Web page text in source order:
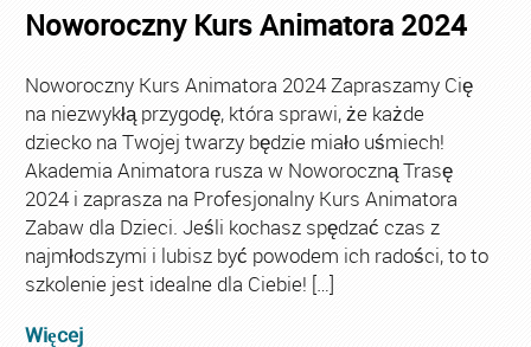
Noworoczny Kurs Animatora 2024
Noworoczny Kurs Animatora 2024 Zapraszamy Cię
na niezwykłą przygodę, która sprawi, że każde
dziecko na Twojej twarzy będzie miało uśmiech!
Akademia Animatora rusza w Noworoczną Trasę
2024 i zaprasza na Profesjonalny Kurs Animatora
Zabaw dla Dzieci. Jeśli kochasz spędzać czas z
najmłodszymi i lubisz być powodem ich radości, to to
szkolenie jest idealne dla Ciebie! […]
Więcej